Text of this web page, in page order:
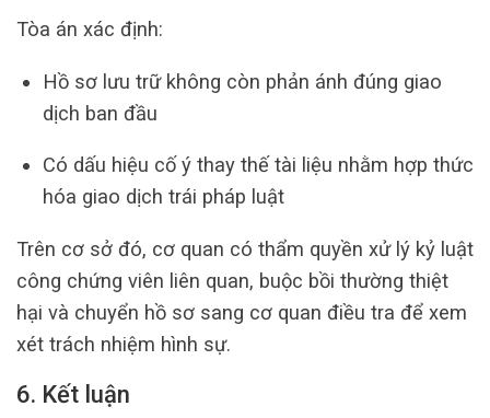
Tòa án xác định:
Hồ sơ lưu trữ không còn phản ánh đúng giao
dịch ban đầu
Có dấu hiệu cố ý thay thế tài liệu nhằm hợp thức
hóa giao dịch trái pháp luật
Trên cơ sở đó, cơ quan có thẩm quyền xử lý kỷ luật
công chứng viên liên quan, buộc bồi thường thiệt
hại và chuyển hồ sơ sang cơ quan điều tra để xem
xét trách nhiệm hình sự.
6. Kết luận